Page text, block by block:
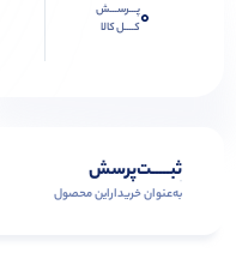
0پـــرســـش
کــــل کالا
ثبـــــت‌پرسش
به‌عنوان ‌خریدار‌این‌ محصول